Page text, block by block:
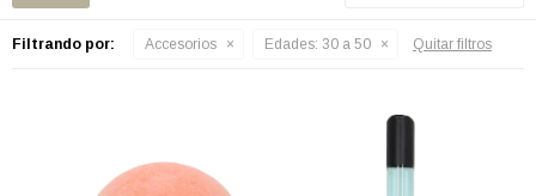
Filtrando por: Accesorios Edades: 30 a 50 Quitar filtros